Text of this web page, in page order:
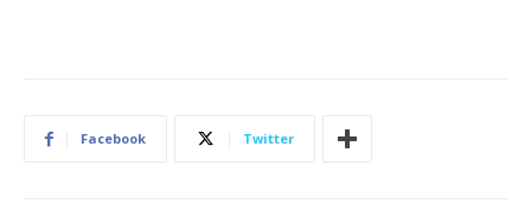
Facebook Twitter